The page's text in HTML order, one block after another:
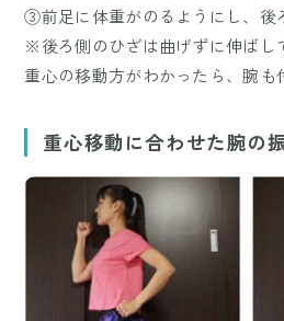
③前足に体重がのるようにし、後
※後ろ側のひざは曲げずに伸ばし
重心の移動方がわかったら、腕も
重心移動に合わせた腕の